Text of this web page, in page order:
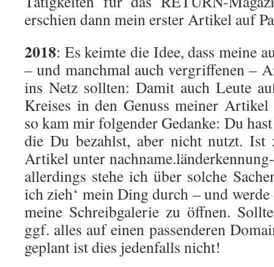
erschien dann mein erster Artikel auf
2018: Es keimte die Idee, dass meine
– und manchmal auch vergriffenen –
ins Netz sollten: Damit auch Leute
Kreises in den Genuss meiner
so kam mir folgender Gedanke: Du
die Du bezahlst, aber nicht nutzt. Ist
Artikel unter
allerdings stehe ich über solche
ich zieh‘ mein Ding durch – und
meine Schreibgalerie zu öffnen.
ggf. alles auf einen passenderen
geplant ist dies jedenfalls nicht!